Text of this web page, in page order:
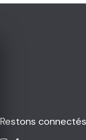
Restons connectés